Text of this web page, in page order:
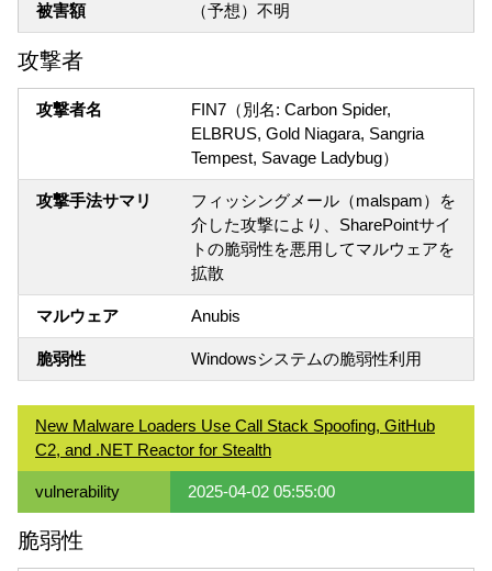
被害額 （予想）不明
攻撃者
攻撃者名
FIN7（別名: Carbon Spider,
ELBRUS, Gold Niagara, Sangria
Tempest, Savage Ladybug）
攻撃手法サマリ
フィッシングメール（malspam）を
介した攻撃により、SharePointサイ
トの脆弱性を悪用してマルウェアを
拡散
マルウェア Anubis
脆弱性 Windowsシステムの脆弱性利用
New Malware Loaders Use Call Stack Spoofing, GitHub
C2, and .NET Reactor for Stealth
vulnerability 2025-04-02 05:55:00
脆弱性